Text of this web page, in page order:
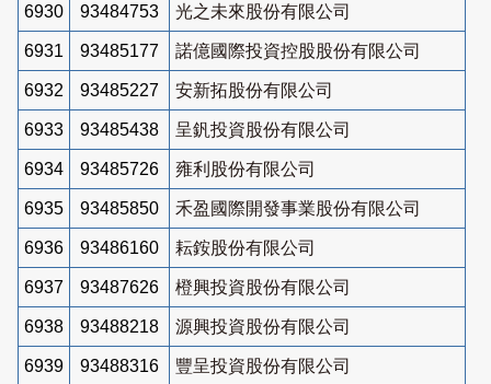
6930 93484753 光之未來股份有限公司
6931 93485177 諾億國際投資控股股份有限公司
6932 93485227 安新拓股份有限公司
6933 93485438 呈釩投資股份有限公司
6934 93485726 雍利股份有限公司
6935 93485850 禾盈國際開發事業股份有限公司
6936 93486160 耘銨股份有限公司
6937 93487626 橙興投資股份有限公司
6938 93488218 源興投資股份有限公司
6939 93488316 豐呈投資股份有限公司